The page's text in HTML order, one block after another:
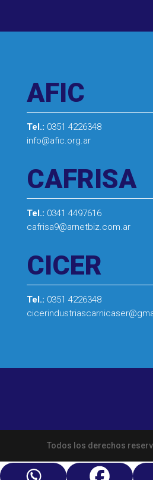
AFIC
Tel.: 0351 4226348
info@afic.org.ar
CAFRISA
Tel.: 0341 4497616
cafrisa9@arnetbiz.com.ar
CICER
Tel.: 0351 4226348
Todos los derechos